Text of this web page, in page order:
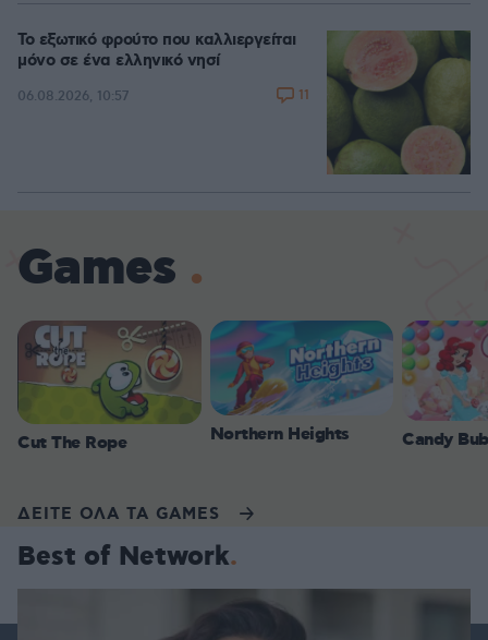
Το εξωτικό φρούτο που καλλιεργείται
μόνο σε ένα ελληνικό νησί
06.08.2026, 10:57 11
Games
Cut The Rope Northern Heights Candy
ΔΕΙΤΕ ΟΛΑ ΤΑ GAMES
Best of Network